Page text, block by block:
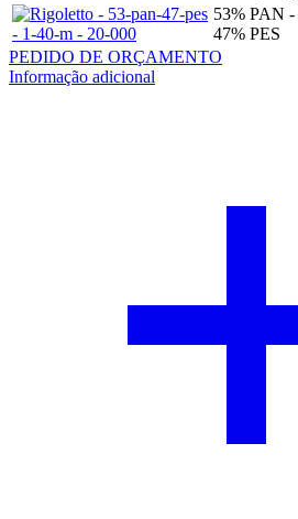
53% PAN -
47% PES
PEDIDO DE ORÇAMENTO
Informação adicional